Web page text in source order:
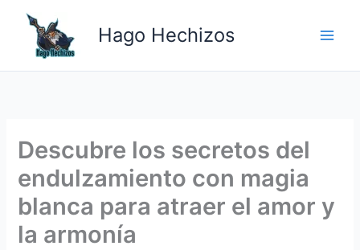
contenido
Hago Hechizos
Descubre los secretos del
endulzamiento con magia
blanca para atraer el amor y
la armonía